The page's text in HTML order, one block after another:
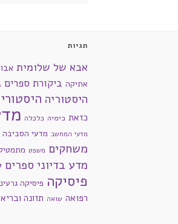
תגיות
אבא של שלומית
אתיקה ביקורת ספרים
היסטוריה
כזאת כימיה כלכלה
מדעי המחשב מדעי הסביבה
משחקים משפט
מדע בדיוני ספרים
פיסיקה פיסיקה
רפואה שואה תזונה